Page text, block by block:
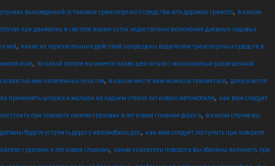
случаях вынужденной остановки транспортного средства или дорожно транспо, в каком
случае при движении в светлое время суток недостаточно включения дневных ходовых
огней, какие из перечисленных действий запрещены водителям транспортных средств в
жилой зоне, по какой полосе вы имеете право двигаться с максимально разрешенной
скоростью вне населенных пунктов, в каком месте вам можно остановиться, допускается
ли применять шторки и жалюзи на заднем стекле легкового автомобиля, как вам следует
поступить при повороте налево грузовик и легковая главная дорога, в каком случае вы
должны будете уступить дорогу автомобилю дпс, как вам следует поступить при повороте
налево грузовик и легковая главная, какие указатели поворота вы обязаны включить при